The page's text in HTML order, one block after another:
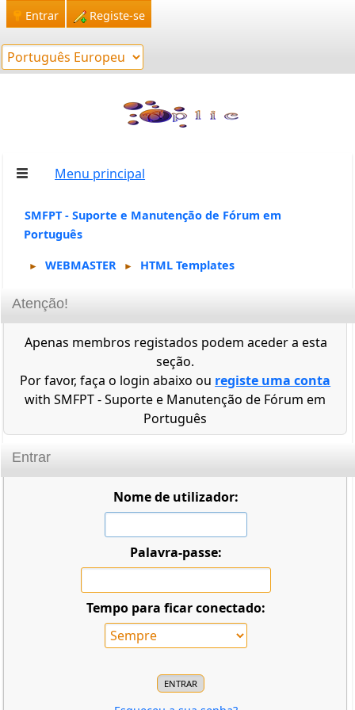
Entrar Registe-se
Menu principal
SMFPT - Suporte e Manutenção de Fórum em
Português
► WEBMASTER ► HTML Templates
Atenção!
Apenas membros registados podem aceder a esta
seção.
Por favor, faça o login abaixo ou registe uma conta
with SMFPT - Suporte e Manutenção de Fórum em
Português
Entrar
Nome de utilizador:
Palavra-passe:
Tempo para ficar conectado: